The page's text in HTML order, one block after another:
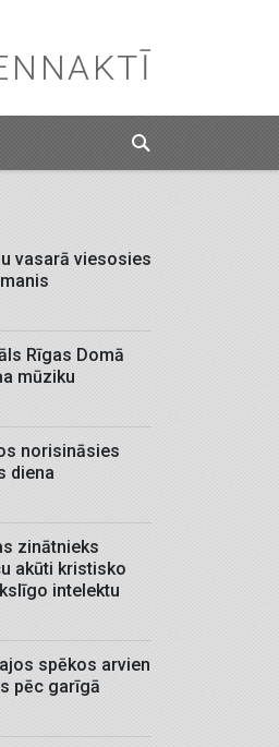
vasarā viesosies
Rīgas Domā
mūziku
norisināsies
diena
zinātnieks
akūti kristisko
intelektu
spēkos arvien
pēc garīgā